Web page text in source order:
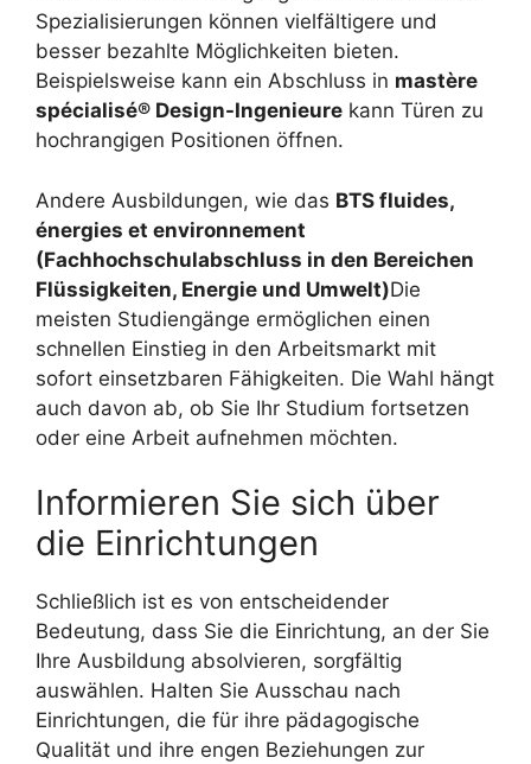
Spezialisierungen können vielfältigere und
besser bezahlte Möglichkeiten bieten.
Beispielsweise kann ein Abschluss in mastère
spécialisé® Design-Ingenieure kann Türen zu
hochrangigen Positionen öffnen.
Andere Ausbildungen, wie das BTS fluides,
énergies et environnement
(Fachhochschulabschluss in den Bereichen
Flüssigkeiten, Energie und Umwelt)Die
meisten Studiengänge ermöglichen einen
schnellen Einstieg in den Arbeitsmarkt mit
sofort einsetzbaren Fähigkeiten. Die Wahl hängt
auch davon ab, ob Sie Ihr Studium fortsetzen
oder eine Arbeit aufnehmen möchten.
Informieren Sie sich über
die Einrichtungen
Schließlich ist es von entscheidender
Bedeutung, dass Sie die Einrichtung, an der Sie
Ihre Ausbildung absolvieren, sorgfältig
auswählen. Halten Sie Ausschau nach
Einrichtungen, die für ihre pädagogische
Qualität und ihre engen Beziehungen zur